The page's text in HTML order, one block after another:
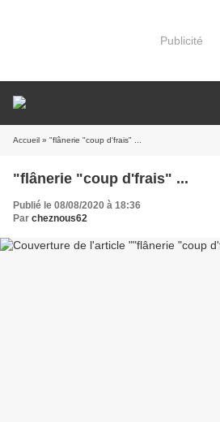
Publicité
Accueil » "flânerie "coup d'frais" ...
"flânerie "coup d'frais" ...
Publié le 08/08/2020 à 18:36
Par cheznous62